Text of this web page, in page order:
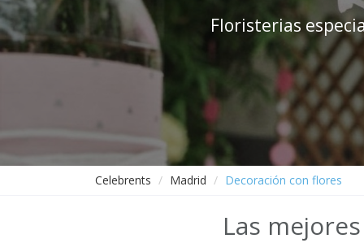
Floristerias
Celebrents Madrid Decoración con flores
Las